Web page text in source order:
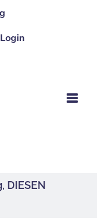
Login
DIESEN